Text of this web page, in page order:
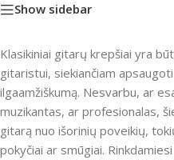
Show sidebar
Klasikiniai gitarų krepšiai yra
gitaristui, siekiančiam
ilgaamžiškumą. Nesvarbu, ar
muzikantas, ar profesionalas,
gitarą nuo išorinių poveikių,
pokyčiai ar smūgiai.